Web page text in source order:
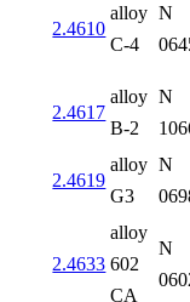
2.4610
alloy
C-4
N
2.4617
alloy
B-2
N
2.4619
alloy
G3
N
2.4633
alloy
602
CA
N